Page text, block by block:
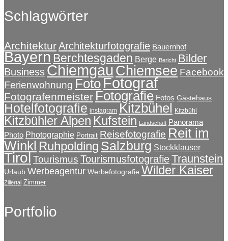
Schlagwörter
ArchitekturArchitekturfotografie Bauernhof
Bayern Berchtesgaden Berge Bericht Bilder
Business Chiemgau Chiemsee Facebook
Ferienwohnung Foto Fotograf
Fotografenmeister Fotografie Fotos Gästehaus
Hotelfotografie instagram Kitzbühel Kitzbühl
Kitzbühler Alpen Kufstein Landschaft Panorama
Photo Photographie Portrait Reisefotografie Reit im
Winkl Ruhpolding Salzburg Stockklauser
TirolTourismus TourismusfotografieTraunstein
Urlaub Werbeagentur Werbefotografie Wilder Kaiser
Zillertal Zimmer
Portfolio